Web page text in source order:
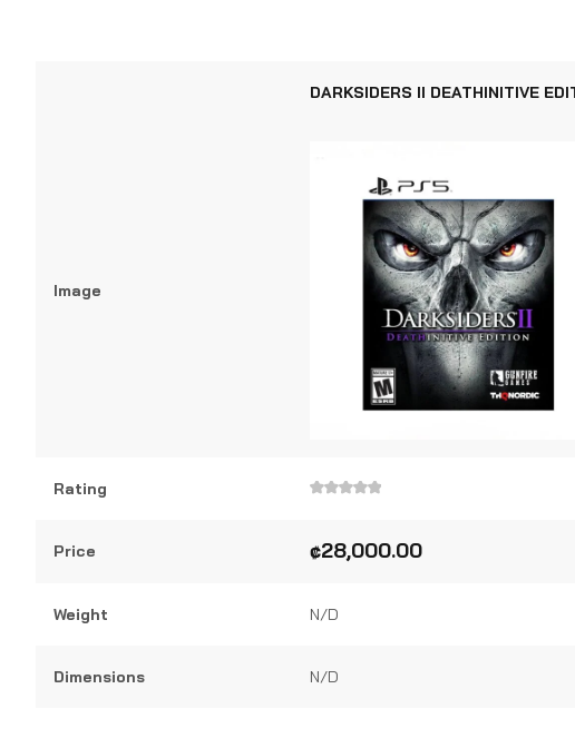
DARKSIDERS II DEATHINITIVE
Image
Rating
de
5
Price ₡28,000.00
Weight N/D
Dimensions N/D